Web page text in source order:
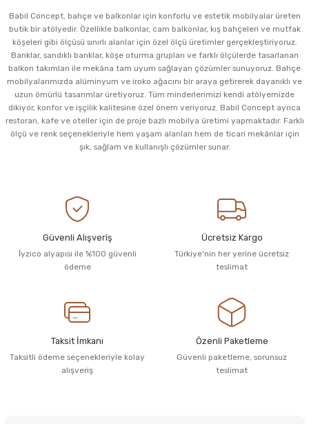
Babil Concept, bahçe ve balkonlar için konforlu ve estetik mobilyalar üreten
butik bir atölyedir. Özellikle balkonlar, cam balkonlar, kış bahçeleri ve mutfak
köşeleri gibi ölçüsü sınırlı alanlar için özel ölçü üretimler gerçekleştiriyoruz.
Banklar, sandıklı banklar, köşe oturma grupları ve farklı ölçülerde tasarlanan
balkon takımları ile mekâna tam uyum sağlayan çözümler sunuyoruz. Bahçe
mobilyalarımızda alüminyum ve iroko ağacını bir araya getirerek dayanıklı ve
uzun ömürlü tasarımlar üretiyoruz. Tüm minderlerimizi kendi atölyemizde
dikiyor, konfor ve işçilik kalitesine özel önem veriyoruz. Babil Concept ayrıca
restoran, kafe ve oteller için de proje bazlı mobilya üretimi yapmaktadır. Farklı
ölçü ve renk seçenekleriyle hem yaşam alanları hem de ticari mekânlar için
şık, sağlam ve kullanışlı çözümler sunar.
Güvenli Alışveriş
İyzico alyapısı ile %100 güvenli
ödeme
Ücretsiz Kargo
Türkiye'nin her yerine ücretsiz
teslimat
Taksit İmkanı
Taksitli ödeme seçenekleriyle kolay
alışveriş
Özenli Paketleme
Güvenli paketleme, sorunsuz
teslimat